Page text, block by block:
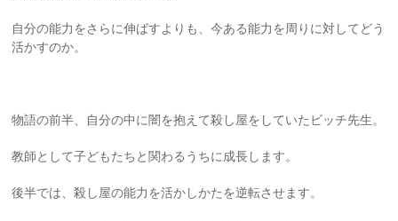
自分の能力をさらに伸ばすよりも、今ある能力を周りに対してどう
活かすのか。
物語の前半、自分の中に闇を抱えて殺し屋をしていたビッチ先生。
教師として子どもたちと関わるうちに成長します。
後半では、殺し屋の能力を活かしかたを逆転させます。